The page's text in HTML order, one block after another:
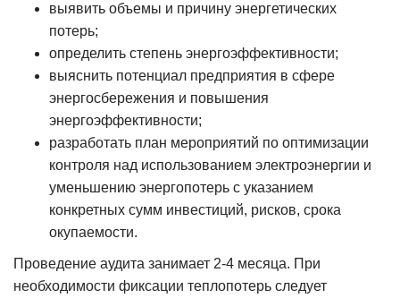
выявить объемы и причину энергетических
потерь;
определить степень энергоэффективности;
выяснить потенциал предприятия в сфере
энергосбережения и повышения
энергоэффективности;
разработать план мероприятий по оптимизации
контроля над использованием электроэнергии и
уменьшению энергопотерь с указанием
конкретных сумм инвестиций, рисков, срока
окупаемости.
Проведение аудита занимает 2-4 месяца. При
необходимости фиксации теплопотерь следует